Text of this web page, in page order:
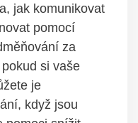
jak komunikovat
pomocí
za
si vaše
je
když jsou⁢